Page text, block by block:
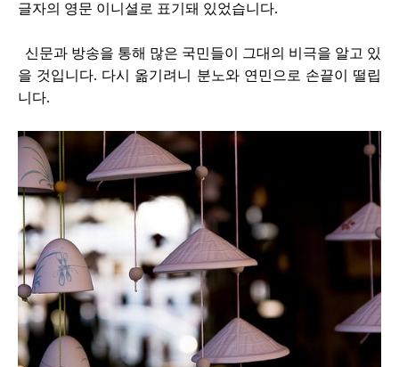
글자의 영문 이니셜로 표기돼 있었습니다.
신문과 방송을 통해 많은 국민들이 그대의 비극을 알고 있
을 것입니다. 다시 옮기려니 분노와 연민으로 손끝이 떨립
니다.